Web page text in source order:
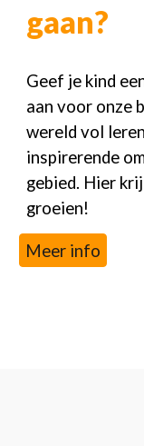
gaan?
Geef je kind
aan voor onze
wereld vol
inspirerende
gebied. Hier
groeien!
Meer info